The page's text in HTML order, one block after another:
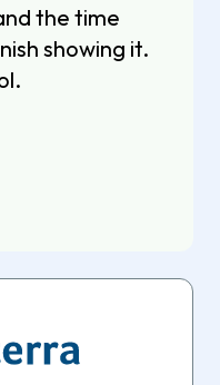
the time
showing it.